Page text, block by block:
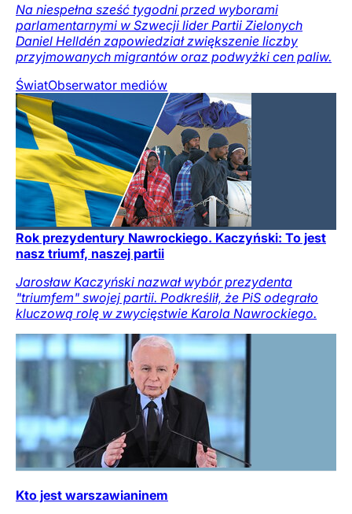
Na niespełna sześć tygodni przed wyborami
parlamentarnymi w Szwecji lider Partii Zielonych
Daniel Helldén zapowiedział zwiększenie liczby
przyjmowanych migrantów oraz podwyżki cen paliw.
ŚwiatObserwator mediów
Rok prezydentury Nawrockiego. Kaczyński: To jest
nasz triumf, naszej partii
Jarosław Kaczyński nazwał wybór prezydenta
"triumfem" swojej partii. Podkreślił, że PiS odegrało
kluczową rolę w zwycięstwie Karola Nawrockiego.
Kto jest warszawianinem